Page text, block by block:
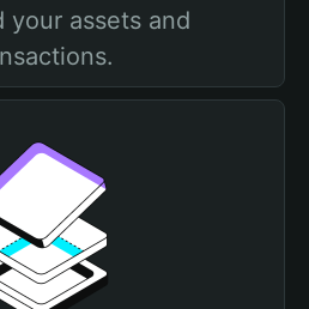
your assets and